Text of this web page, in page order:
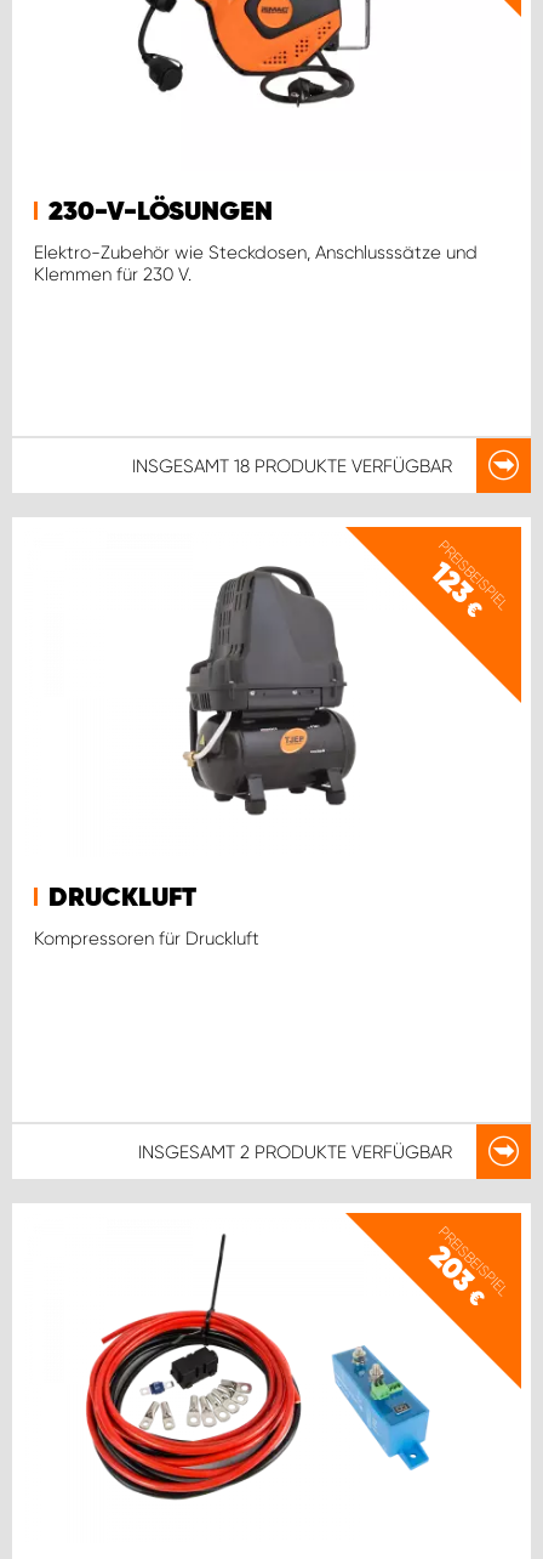
230-V-LÖSUNGEN
Elektro-Zubehör wie Steckdosen, Anschlusssätze und
Klemmen für 230 V.
INSGESAMT 18 PRODUKTE VERFÜGBAR
PREISBEISPIEL
123
€
DRUCKLUFT
Kompressoren für Druckluft
INSGESAMT 2 PRODUKTE VERFÜGBAR
PREISBEISPIEL
203
€